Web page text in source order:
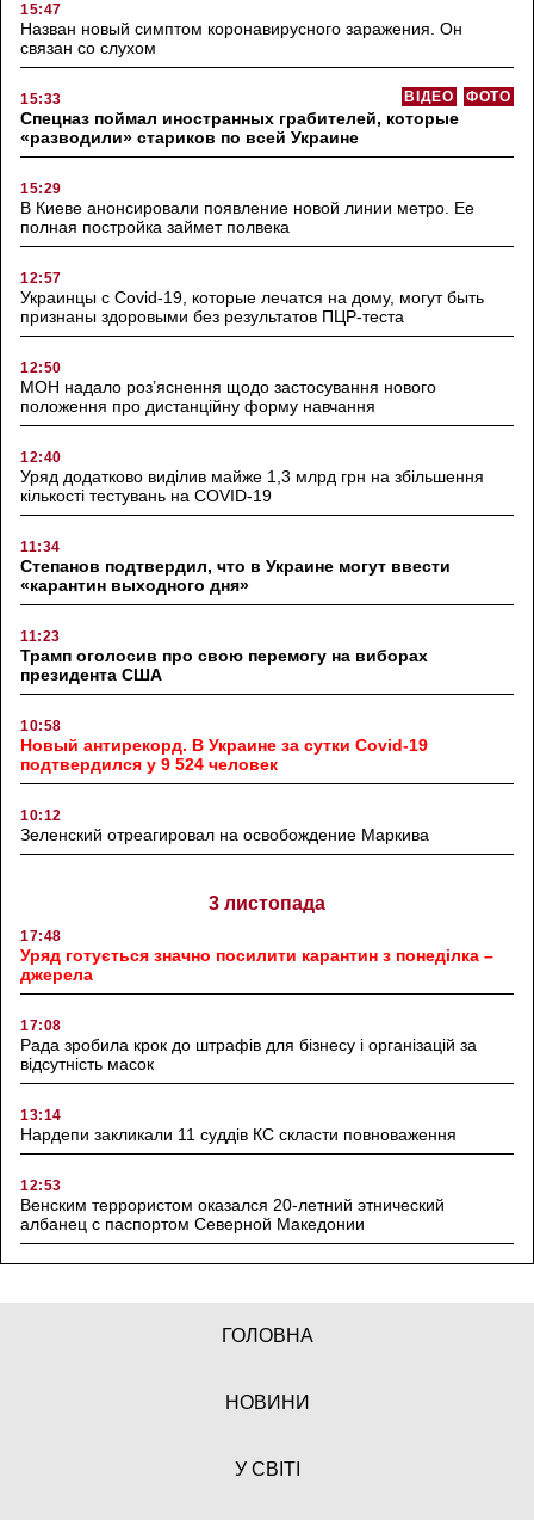
15:47
Назван новый симптом коронавирусного заражения. Он
связан со слухом
15:33 ФОТО
ВІДЕО
Спецназ поймал иностранных грабителей, которые
«разводили» стариков по всей Украине
15:29
В Киеве анонсировали появление новой линии метро. Ее
полная постройка займет полвека
12:57
Украинцы с Covid-19, которые лечатся на дому, могут быть
признаны здоровыми без результатов ПЦР-теста
12:50
МОН надало роз’яснення щодо застосування нового
положення про дистанційну форму навчання
12:40
Уряд додатково виділив майже 1,3 млрд грн на збільшення
кількості тестувань на COVID-19
11:34
Степанов подтвердил, что в Украине могут ввести
«карантин выходного дня»
11:23
Трамп оголосив про свою перемогу на виборах
президента США
10:58
Новый антирекорд. В Украине за сутки Covid-19
подтвердился у 9 524 человек
10:12
Зеленский отреагировал на освобождение Маркива
3 листопада
17:48
Уряд готується значно посилити карантин з понеділка –
джерела
17:08
Рада зробила крок до штрафів для бізнесу і організацій за
відсутність масок
13:14
Нардепи закликали 11 суддів КС скласти повноваження
12:53
Венским террористом оказался 20-летний этнический
албанец с паспортом Северной Македонии
ГОЛОВНА
НОВИНИ
У СВІТІ